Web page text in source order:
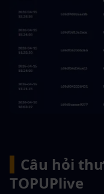
Câu hỏi
TOPUPlive